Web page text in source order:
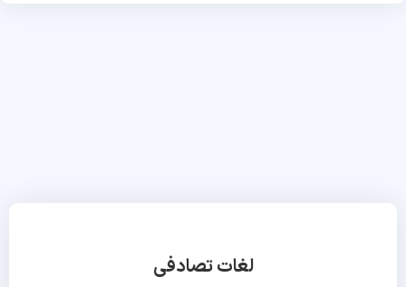
لغات تصادفی